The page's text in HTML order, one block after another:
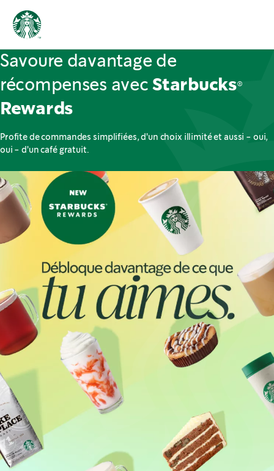
Savoure davantage de
récompenses avecStarbucks®
Rewards
Profite de commandes simplifiées, d'un choix illimité et aussi - oui,
oui - d'un café gratuit.